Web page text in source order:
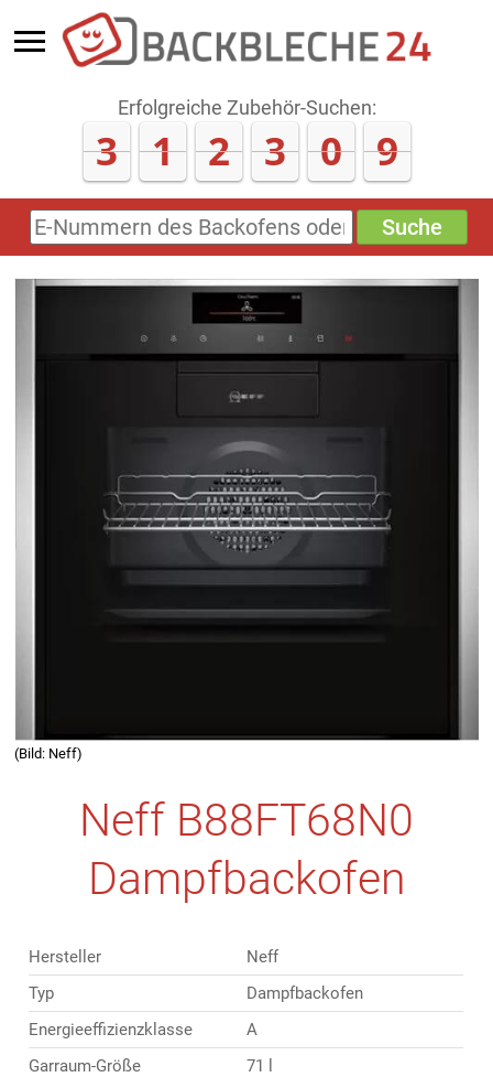
Erfolgreiche Zubehör-Suchen:
3 1 2 3 0 9
E-
Nummern
Backofens
Sonderzeichen)
Suche
(Bild: Neff)
Neff B88FT68N0
Dampfbackofen
Hersteller
Neff
Typ
Dampfbackofen
Energieeffizienzklasse
A
Garraum-Größe
71 l